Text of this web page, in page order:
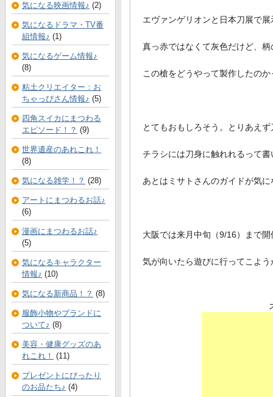
エヴァンゲリオンと日本刀展で
真っ赤ではなくて灰色だけど、
この槍をどうやって製作したの
とてもおもしろそう。とりあえ
チラシには刀身に触れれるって
あとはミサトさんのガイドが気
大阪では来月中旬（9/16）まで
気が向いたら遊びに行ってこよ
気になる映画情報♪ (2)
気になるドラマ・TV番
組情報♪ (1)
気になるゲーム情報♪
(8)
粘土クリエイター：お
ちゃっぴさん情報♪ (5)
四角スイカにまつわる
エピソード！？ (9)
世界遺産のあれこれ！
(8)
気になる雑学！？ (28)
アートにまつわるお話♪
(6)
漫画にまつわるお話♪
(5)
気になるキャラクター
情報♪ (10)
気になる新商品！？ (8)
服飾小物やブランドに
ついて♪ (8)
美容・健康グッズのあ
れこれ！ (11)
プレゼントにぴったり
のお品たち♪ (4)